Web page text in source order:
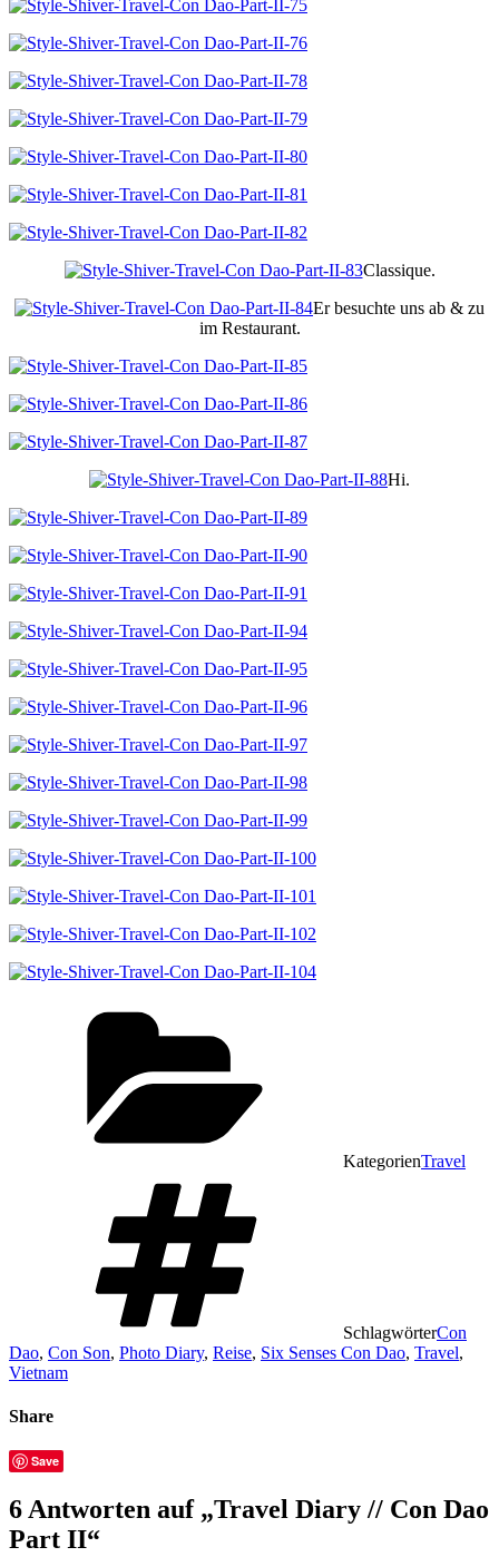
Classique.
Er besuchte uns ab & zu
im Restaurant.
Hi.
KategorienTravel
SchlagwörterCon
Dao, Con Son, Photo Diary, Reise, Six Senses Con Dao, Travel,
Vietnam
Share
Save
6 Antworten auf „Travel Diary // Con Dao
Part II“